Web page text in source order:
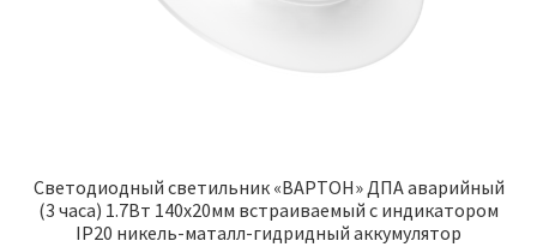
Светодиодный светильник «ВАРТОН» ДПА аварийный
(3 часа) 1.7Вт 140х20мм встраиваемый с индикатором
IP20 никель-маталл-гидридный аккумулятор